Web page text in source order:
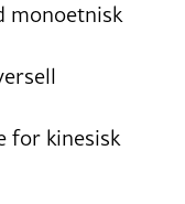
monoetnisk
for kinesisk